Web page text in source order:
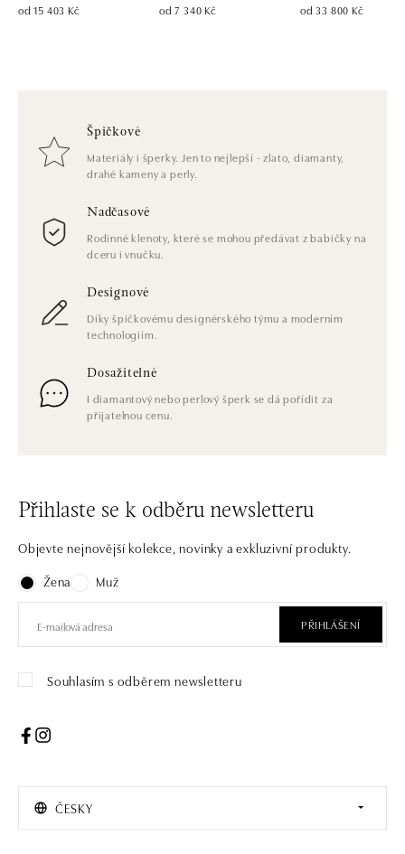
od 15 403 Kč od 7 340 Kč od 33 800 Kč
Špičkové
Materiály i šperky. Jen to nejlepší - zlato, diamanty,
drahé kameny a perly.
Nadčasové
Rodinné klenoty, které se mohou předávat z babičky na
dceru i vnučku.
Designové
Díky špičkovému designérského týmu a moderním
technologiím.
Dosažitelné
I diamantový nebo perlový šperk se dá pořídit za
přijatelnou cenu.
Přihlaste se k odběru newsletteru
Objevte nejnovější kolekce, novinky a exkluzivní produkty.
Žena
Muž
PŘIHLÁŠENÍ
Souhlasím s odběrem newsletteru
ČESKY